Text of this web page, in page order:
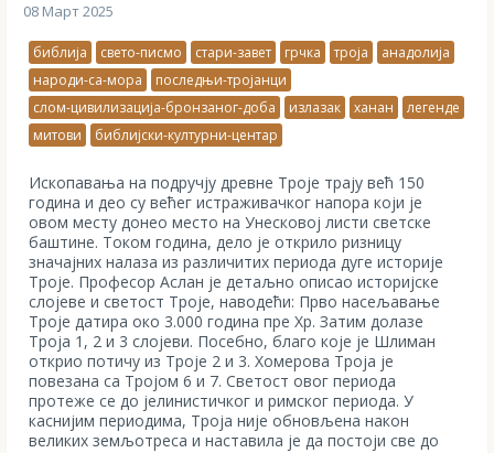
08 Март 2025
библија свето-писмо стари-завет грчка троја
анадолија
народи-са-мора
последњи-тројанци
слом-цивилизација-бронзаног-доба
излазак ханан
легенде
митови
библијски-културни-центар
Ископавања на подручју древне Троје трају већ 150
година и део су већег истраживачког напора који је
овом месту донео место на Унесковој листи светске
баштине. Током година, дело је открило ризницу
значајних налаза из различитих периода дуге историје
Троје. Професор Аслан је детаљно описао историјске
слојеве и светост Троје, наводећи: Прво насељавање
Троје датира око 3.000 година пре Хр. Затим долазе
Троја 1, 2 и 3 слојеви. Посебно, благо које је Шлиман
открио потичу из Троје 2 и 3. Хомерова Троја је
повезана са Тројом 6 и 7. Светост овог периода
протеже се до јелинистичког и римског периода. У
каснијим периодима, Троја није обновљена након
великих земљотреса и наставила је да постоји све до